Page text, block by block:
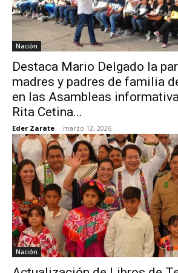
Nación
Destaca Mario Delgado la
madres y padres de familia
en las Asambleas
Rita Cetina...
Eder Zarate - marzo 12, 2026
Nación